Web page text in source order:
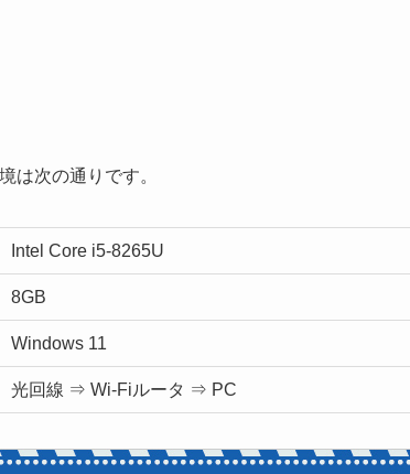
は次の通りです。
Intel Core i5-8265U
8GB
Windows 11
光回線 ⇒ Wi-Fiルータ ⇒ PC